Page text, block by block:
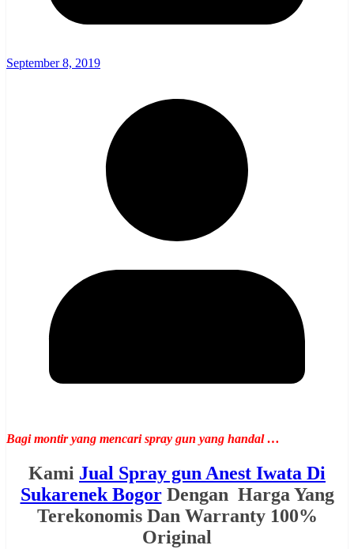
September 8, 2019
Bagi montir yang mencari spray gun yang handal …
Kami Jual Spray gun Anest Iwata Di
Sukarenek BogorDengan Harga Yang
Terekonomis Dan Warranty 100%
Original